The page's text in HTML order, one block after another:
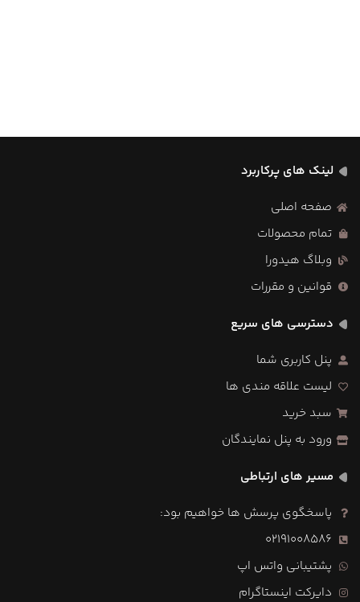
لینک های پرکاربرد
صفحه اصلی
تمام محصولات
وبلاگ هیدورا
قوانین و مقررات
دسترسی های سریع
پنل کاربری شما
لیست علاقه مندی ها
سبد خرید
ورود به پنل نمایندگان
مسیر های ارتباطی
پاسخگوی پرسش ها خواهیم بود:
02191008586
پشتیبانی واتس اپ
دایرکت اینستاگرام